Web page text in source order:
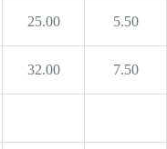
25.00 5.50
32.00 7.50